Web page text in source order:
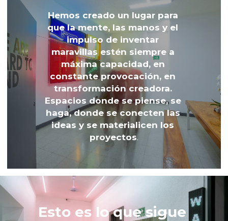
Hemos creado un lugar para
que la mente, las manos y el
impulso de inventar
maravillas estén siempre a
máxima capacidad, en
constante provocación, en
transformación creadora.
Espacios donde se piense, se
haga, donde se conecten las
ideas y se materialicen los
proyectos.
Esto es lo que sigue